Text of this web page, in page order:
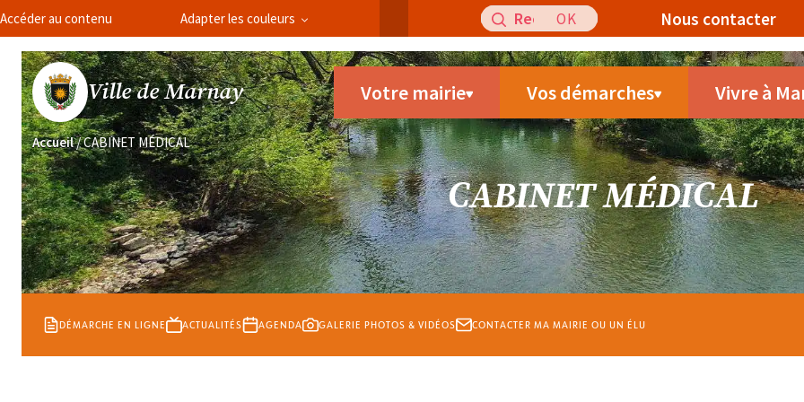
Accéder au contenu Adapter les couleurs
Recherche
pour
:
Nous contacter
Ville de Marnay Votre mairie Vos démarches Vivre à
Accueil/CABINET MÉDICAL
CABINET MÉDICAL
DÉMARCHE EN LIGNE ACTUALITÉS AGENDA GALERIE PHOTOS & VIDÉOS CONTACTER MA MAIRIE OU UN ÉLU
Panneau de gestion des cookies